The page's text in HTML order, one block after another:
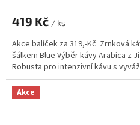
419 Kč / ks
Akce balíček za 319,-Kč Zrnková
šálkem Blue Výběr kávy Arabica z
Robusta pro intenzivní kávu s
Akce